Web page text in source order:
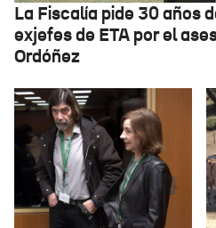
La Fiscalía pide 30 años
exjefes de ETA por el
Ordóñez